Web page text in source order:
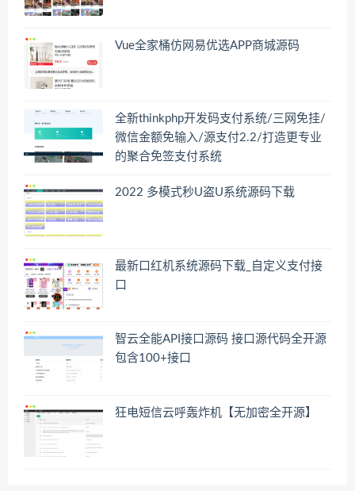
Vue全家桶仿网易优选APP商城源码
全新thinkphp开发码支付系统/三网免挂/
微信金额免输入/源支付2.2/打造更专业
的聚合免签支付系统
2022 多模式秒U盗U系统源码下载
最新口红机系统源码下载_自定义支付接
口
智云全能API接口源码 接口源代码全开源
包含100+接口
狂电短信云呼轰炸机【无加密全开源】